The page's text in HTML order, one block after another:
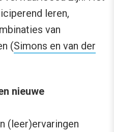
leren,
van
(Simons en van der
nieuwe
(leer)ervaringen